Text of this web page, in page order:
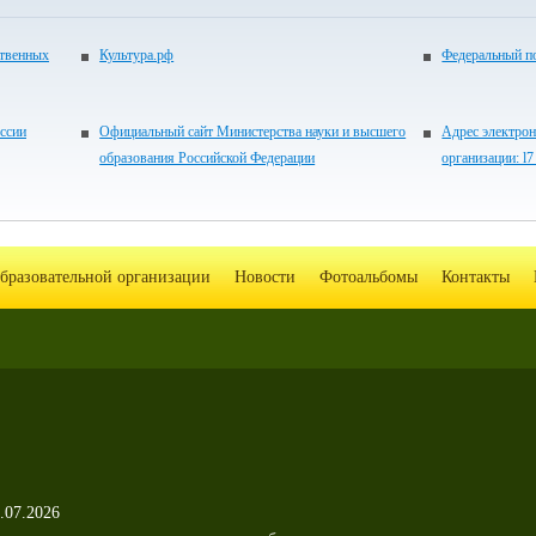
Культура.рф Федеральный
Официальный сайт Министерства науки и высшего
образования Российской Федерации
Адрес
организации:
организации Новости Фотоальбомы Контакты